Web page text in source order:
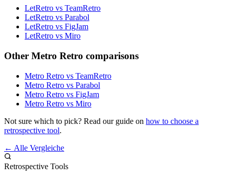
LetRetro vs TeamRetro
LetRetro vs Parabol
LetRetro vs FigJam
LetRetro vs Miro
Other Metro Retro comparisons
Metro Retro vs TeamRetro
Metro Retro vs Parabol
Metro Retro vs FigJam
Metro Retro vs Miro
Not sure which to pick? Read our guide on how to choose a
retrospective tool.
← Alle Vergleiche
Retrospective Tools